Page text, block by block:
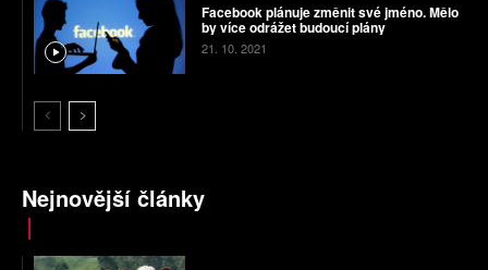
Facebook plánuje změnit své jméno. Mělo
by více odrážet budoucí plány
21. 10. 2021
Nejnovější články